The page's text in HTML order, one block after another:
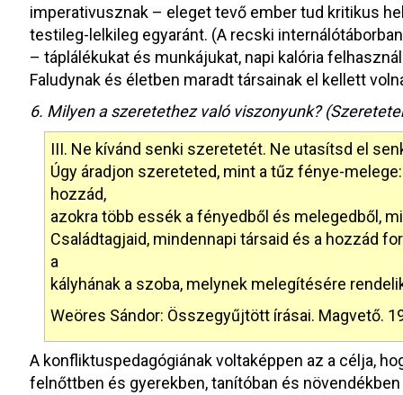
imperativusznak – eleget tevő ember tud kritikus
testileg-lelkileg egyaránt. (A recski
– táplálékukat és munkájukat, napi kalória
Faludynak és életben maradt társainak el kellett
6. Milyen a szeretethez való viszonyunk?
III. Ne kívánd senki szeretetét. Ne utasítsd el
Úgy áradjon szereteted, mint a tűz fénye-
hozzád,
azokra több essék a fényedből és melegedből,
Családtagjaid, mindennapi társaid és a hozzád
a
kályhának a szoba, melynek melegítésére
Weöres Sándor: Összegyűjtött írásai. Magvető.
A konfliktuspedagógiának voltaképpen az a célja,
felnőttben és gyerekben, tanítóban és